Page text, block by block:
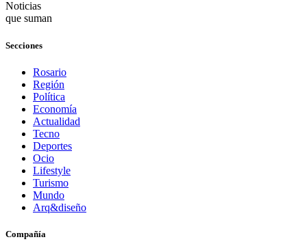
Noticias
que suman
Secciones
Rosario
Región
Política
Economía
Actualidad
Tecno
Deportes
Ocio
Lifestyle
Turismo
Mundo
Arq&diseño
Compañía